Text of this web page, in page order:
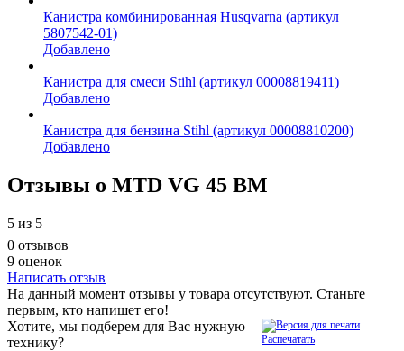
Канистра комбинированная Husqvarna (артикул
5807542-01)
Добавлено
Канистра для смеси Stihl (артикул 00008819411)
Добавлено
Канистра для бензина Stihl (артикул 00008810200)
Добавлено
Отзывы о MTD VG 45 BM
5 из 5
0 отзывов
9 оценок
Написать отзыв
На данный момент отзывы у товара отсутствуют. Станьте
первым, кто напишет его!
Распечатать
Хотите, мы подберем для Вас нужную
технику?